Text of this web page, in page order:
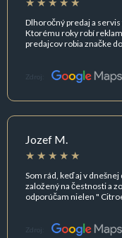
Dlhoročný predaj a
Ktorému roky robí
predajcov robia značke
Zdroj:
Jozef M.
Som rád, keď aj v
založený na čestnosti a
odporúčam nielen "
Zdroj: